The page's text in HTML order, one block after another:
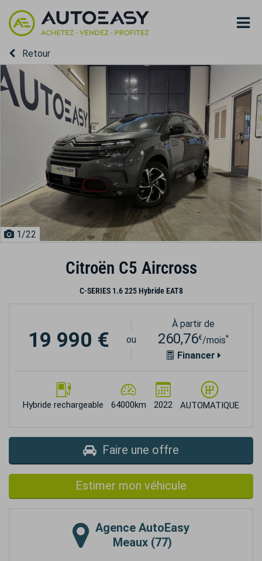
Retour
1/22
Citroën C5 Aircross
C-SERIES 1.6 225 Hybride EAT8
Hybride rechargeable 64000km 2022 AUTOMATIQUE
19 990 € ou
À partir de
260,76€/mois*
Financer
Faire une offre
Estimer mon véhicule
Agence AutoEasy
Meaux (77)